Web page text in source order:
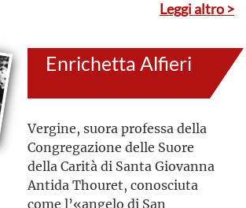
Leggi altro >
Enrichetta Alfieri
Vergine, suora professa della
Congregazione delle Suore
della Carità di Santa Giovanna
Antida Thouret, conosciuta
come l’«angelo di San